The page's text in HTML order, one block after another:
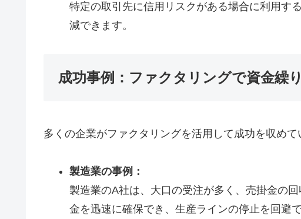
特定の取引先に信用リスクがある場合に利用す
減できます。
成功事例：ファクタリングで資金繰
多くの企業がファクタリングを活用して成功を収め
製造業の事例：
製造業のA社は、大口の受注が多く、売掛金の
金を迅速に確保でき、生産ラインの停止を回避で